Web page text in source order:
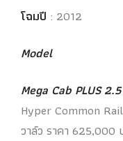
โฉมปี : 2012
Model
Mega Cab PLUS
Hyper Common
วาล์ว ราคา 625,000